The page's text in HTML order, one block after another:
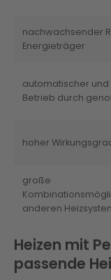
nachwachsender
Energieträger
automatischer und
Betrieb durch
hoher
große
anderen
Heizen mit
passende